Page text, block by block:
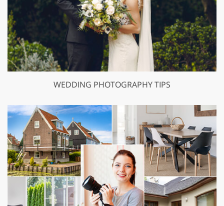
WEDDING PHOTOGRAPHY TIPS